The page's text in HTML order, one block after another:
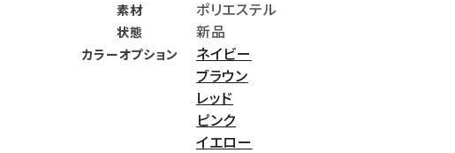
素材 ポリエステル
状態 新品
カラーオプション
ネイビー
ブラウン
レッド
ピンク
イエロー